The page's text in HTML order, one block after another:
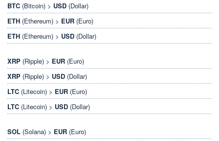
BTC (Bitcoin) > USD (Dollar)
ETH (Ethereum) > EUR (Euro)
ETH (Ethereum) > USD (Dollar)
XRP (Ripple) > EUR (Euro)
XRP (Ripple) > USD (Dollar)
LTC (Litecoin) > EUR (Euro)
LTC (Litecoin) > USD (Dollar)
SOL (Solana) > EUR (Euro)